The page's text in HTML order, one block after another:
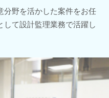
分野を活かした案件をお任
して設計監理業務で活躍し